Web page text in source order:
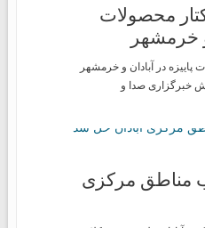
محصولات
و خرمشهر
محصولات پاییزه در آبادان و خرمشهر
خبرگزاری صدا و
مناطق مرکزی